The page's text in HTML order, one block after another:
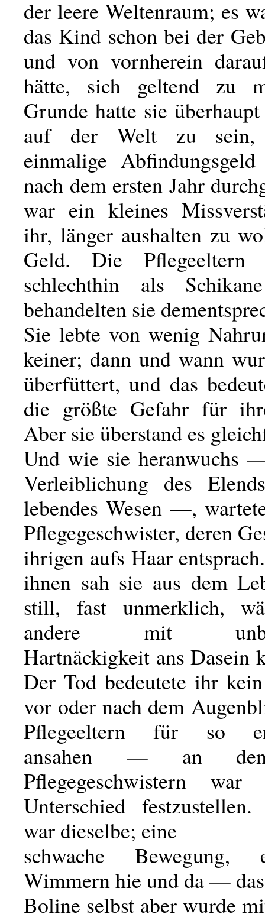
der leere Weltenraum; es
das Kind schon bei der
und von vornherein
hätte, sich geltend zu
Grunde hatte sie
auf der Welt zu sein,
einmalige
nach dem ersten Jahr
war ein kleines
ihr, länger aushalten zu
Geld. Die Pflegeeltern
schlechthin als
behandelten sie
Sie lebte von wenig
keiner; dann und wann
überfüttert, und das
die größte Gefahr für
Aber sie überstand es
Und wie sie heranwuchs
Verleiblichung des
lebendes Wesen —,
Pflegegeschwister, deren
ihrigen aufs Haar
ihnen sah sie aus dem
still, fast unmerklich,
andere mit
Hartnäckigkeit ans Dasein
Der Tod bedeutete ihr
vor oder nach dem
Pflegeeltern für so
ansahen — an
Pflegegeschwistern
Unterschied
war dieselbe; eine
schwache
Wimmern hie und da —
Boline selbst aber wurde